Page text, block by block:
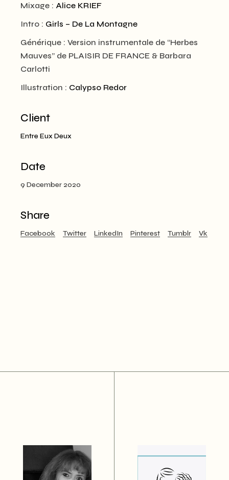
Mixage : Alice KRIEF
Intro : Girls – De La Montagne
Générique : Version instrumentale de “Herbes
Mauves” de PLAISIR DE FRANCE & Barbara
Carlotti
Illustration : Calypso Redor
Client
Entre Eux Deux
Date
9 December 2020
Share
Facebook Twitter LinkedIn Pinterest Tumblr Vk